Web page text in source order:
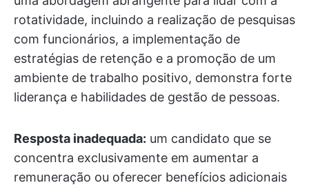
rotatividade, incluindo a realização de pesquisas
com funcionários, a implementação de
estratégias de retenção e a promoção de um
ambiente de trabalho positivo, demonstra forte
liderança e habilidades de gestão de pessoas.
Resposta inadequada: um candidato que se
concentra exclusivamente em aumentar a
remuneração ou oferecer benefícios adicionais